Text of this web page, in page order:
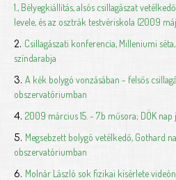
1., Bélyegkiállítás, alsós csillagászat
levele, és az osztrák testvériskola (2009
2. Csillagászati konferencia, Milleniumi
színdarabja
3. A kék bolygó vonzásában - felsős
obszervatóriumban
4. 2009 március 15. - 7.b műsora; DÖK nap
5. Megsebzett bolygó vetélkedő, Gothard
obszervatóriumban
6. Molnár László sok fizikai kísérlete